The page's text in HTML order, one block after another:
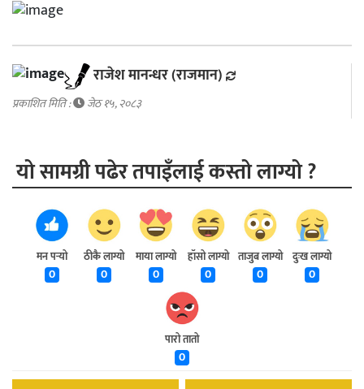
राजेश मानन्धर (राजमान)
प्रकाशित मिति : जेठ १५, २०८३
यो सामग्री पढेर तपाइँलाई कस्तो लाग्यो ?
मन पर्‍यो
0
ठीकै लाग्यो
0
माया लाग्यो
0
हाँसो लाग्यो
0
ताजुब लाग्यो
0
दुःख लाग्यो
0
पारो तातो
0